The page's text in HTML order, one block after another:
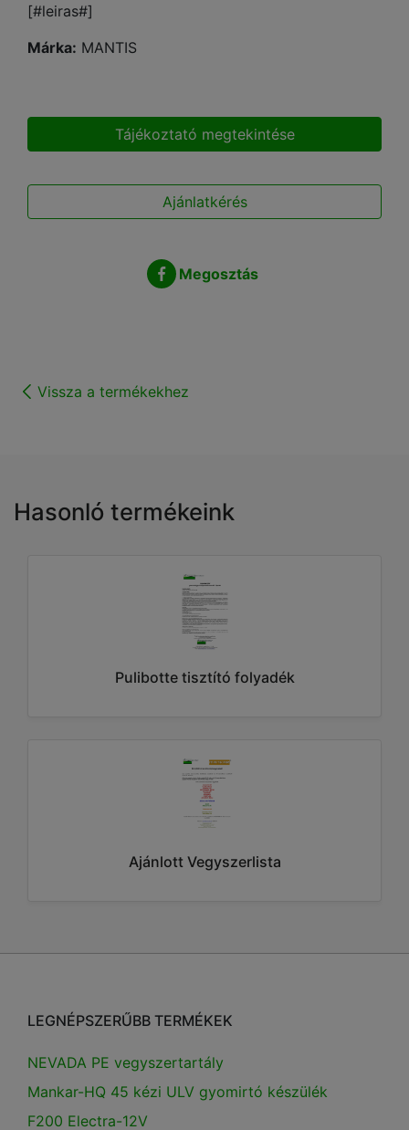
[#leiras#]
Márka: MANTIS
Tájékoztató megtekintése
Ajánlatkérés
Megosztás
Vissza a termékekhez
Hasonló termékeink
Pulibotte tisztító folyadék
Ajánlott Vegyszerlista
LEGNÉPSZERŰBB TERMÉKEK
NEVADA PE vegyszertartály
Mankar-HQ 45 kézi ULV gyomirtó készülék
F200 Electra-12V